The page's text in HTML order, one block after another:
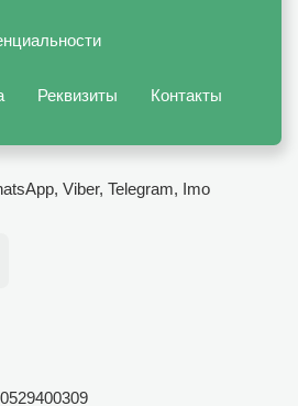
Реквизиты Контакты
Viber, Telegram, Imo